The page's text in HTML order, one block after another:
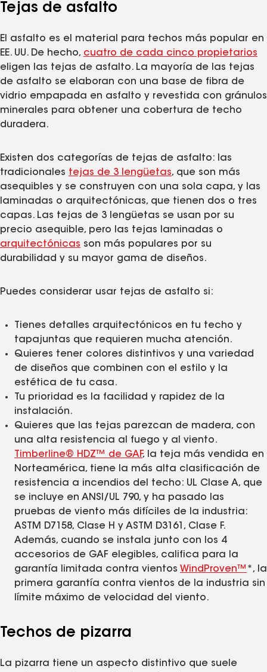
Tejas de asfalto
El asfalto es el material para techos más popular en
EE. UU. De hecho, cuatro de cada cinco propietarios
eligen las tejas de asfalto. La mayoría de las tejas
de asfalto se elaboran con una base de fibra de
vidrio empapada en asfalto y revestida con gránulos
minerales para obtener una cobertura de techo
duradera.
Existen dos categorías de tejas de asfalto: las
tradicionales tejas de 3 lengüetas, que son más
asequibles y se construyen con una sola capa, y las
laminadas o arquitectónicas, que tienen dos o tres
capas. Las tejas de 3 lengüetas se usan por su
precio asequible, pero las tejas laminadas o
arquitectónicas son más populares por su
durabilidad y su mayor gama de diseños.
Puedes considerar usar tejas de asfalto si:
Tienes detalles arquitectónicos en tu techo y
tapajuntas que requieren mucha atención.
Quieres tener colores distintivos y una variedad
de diseños que combinen con el estilo y la
estética de tu casa.
Tu prioridad es la facilidad y rapidez de la
instalación.
Quieres que las tejas parezcan de madera, con
una alta resistencia al fuego y al viento.
Timberline® HDZ™ de GAF, la teja más vendida en
Norteamérica, tiene la más alta clasificación de
resistencia a incendios del techo: UL Clase A, que
se incluye en ANSI/UL 790, y ha pasado las
pruebas de viento más difíciles de la industria:
ASTM D7158, Clase H y ASTM D3161, Clase F.
Además, cuando se instala junto con los 4
accesorios de GAF elegibles, califica para la
garantía limitada contra vientos WindProven™ *, la
primera garantía contra vientos de la industria sin
límite máximo de velocidad del viento.
Techos de pizarra
La pizarra tiene un aspecto distintivo que suele